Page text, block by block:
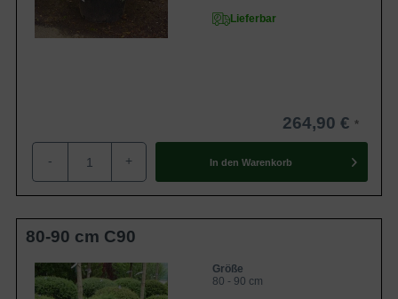
Lieferbar
264,90 €
- + In den Warenkorb
80-90 cm C90
Größe
80 - 90 cm